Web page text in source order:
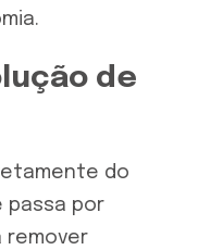
de
do
passa por
remover